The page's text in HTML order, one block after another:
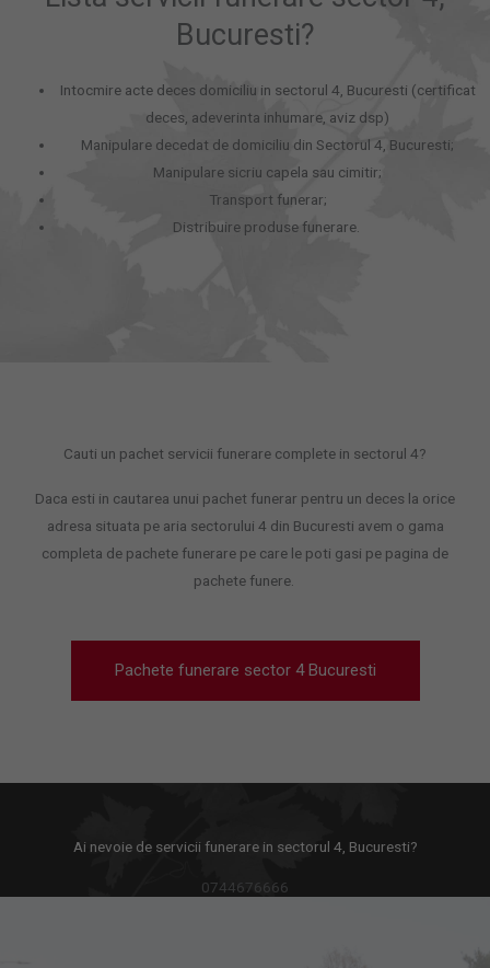
Bucuresti?
Intocmire acte deces domiciliu in sectorul 4, Bucuresti (certificat
deces, adeverinta inhumare, aviz dsp)
Manipulare decedat de domiciliu din Sectorul 4, Bucuresti;
Manipulare sicriu capela sau cimitir;
Transport funerar;
Distribuire produse funerare.
Cauti un pachet servicii funerare complete in sectorul 4?
Daca esti in cautarea unui pachet funerar pentru un deces la orice
adresa situata pe aria sectorului 4 din Bucuresti avem o gama
completa de pachete funerare pe care le poti gasi pe pagina de
pachete funere.
Pachete funerare sector 4 Bucuresti
Ai nevoie de servicii funerare in sectorul 4, Bucuresti?
0744676666